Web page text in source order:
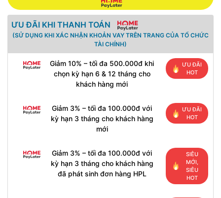
ƯU ĐÃI KHI THANH TOÁN
(SỬ DỤNG KHI XÁC NHẬN KHOẢN VAY TRÊN TRANG CỦA TỔ CHỨC
TÀI CHÍNH)
Giảm 10% – tối đa 500.000đ khi
chọn kỳ hạn 6 & 12 tháng cho
khách hàng mới
ƯU ĐÃI
HOT
Giảm 3% – tối đa 100.000đ với
kỳ hạn 3 tháng cho khách hàng
mới
ƯU ĐÃI
HOT
Giảm 3% – tối đa 100.000đ với
kỳ hạn 3 tháng cho khách hàng
đã phát sinh đơn hàng HPL
SIÊU
MỚI,
SIÊU
HOT